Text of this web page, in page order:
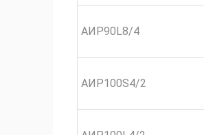
АИР90L8/4
АИР100S4/2